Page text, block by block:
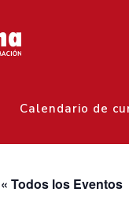
Calendario de
« Todos los Eventos